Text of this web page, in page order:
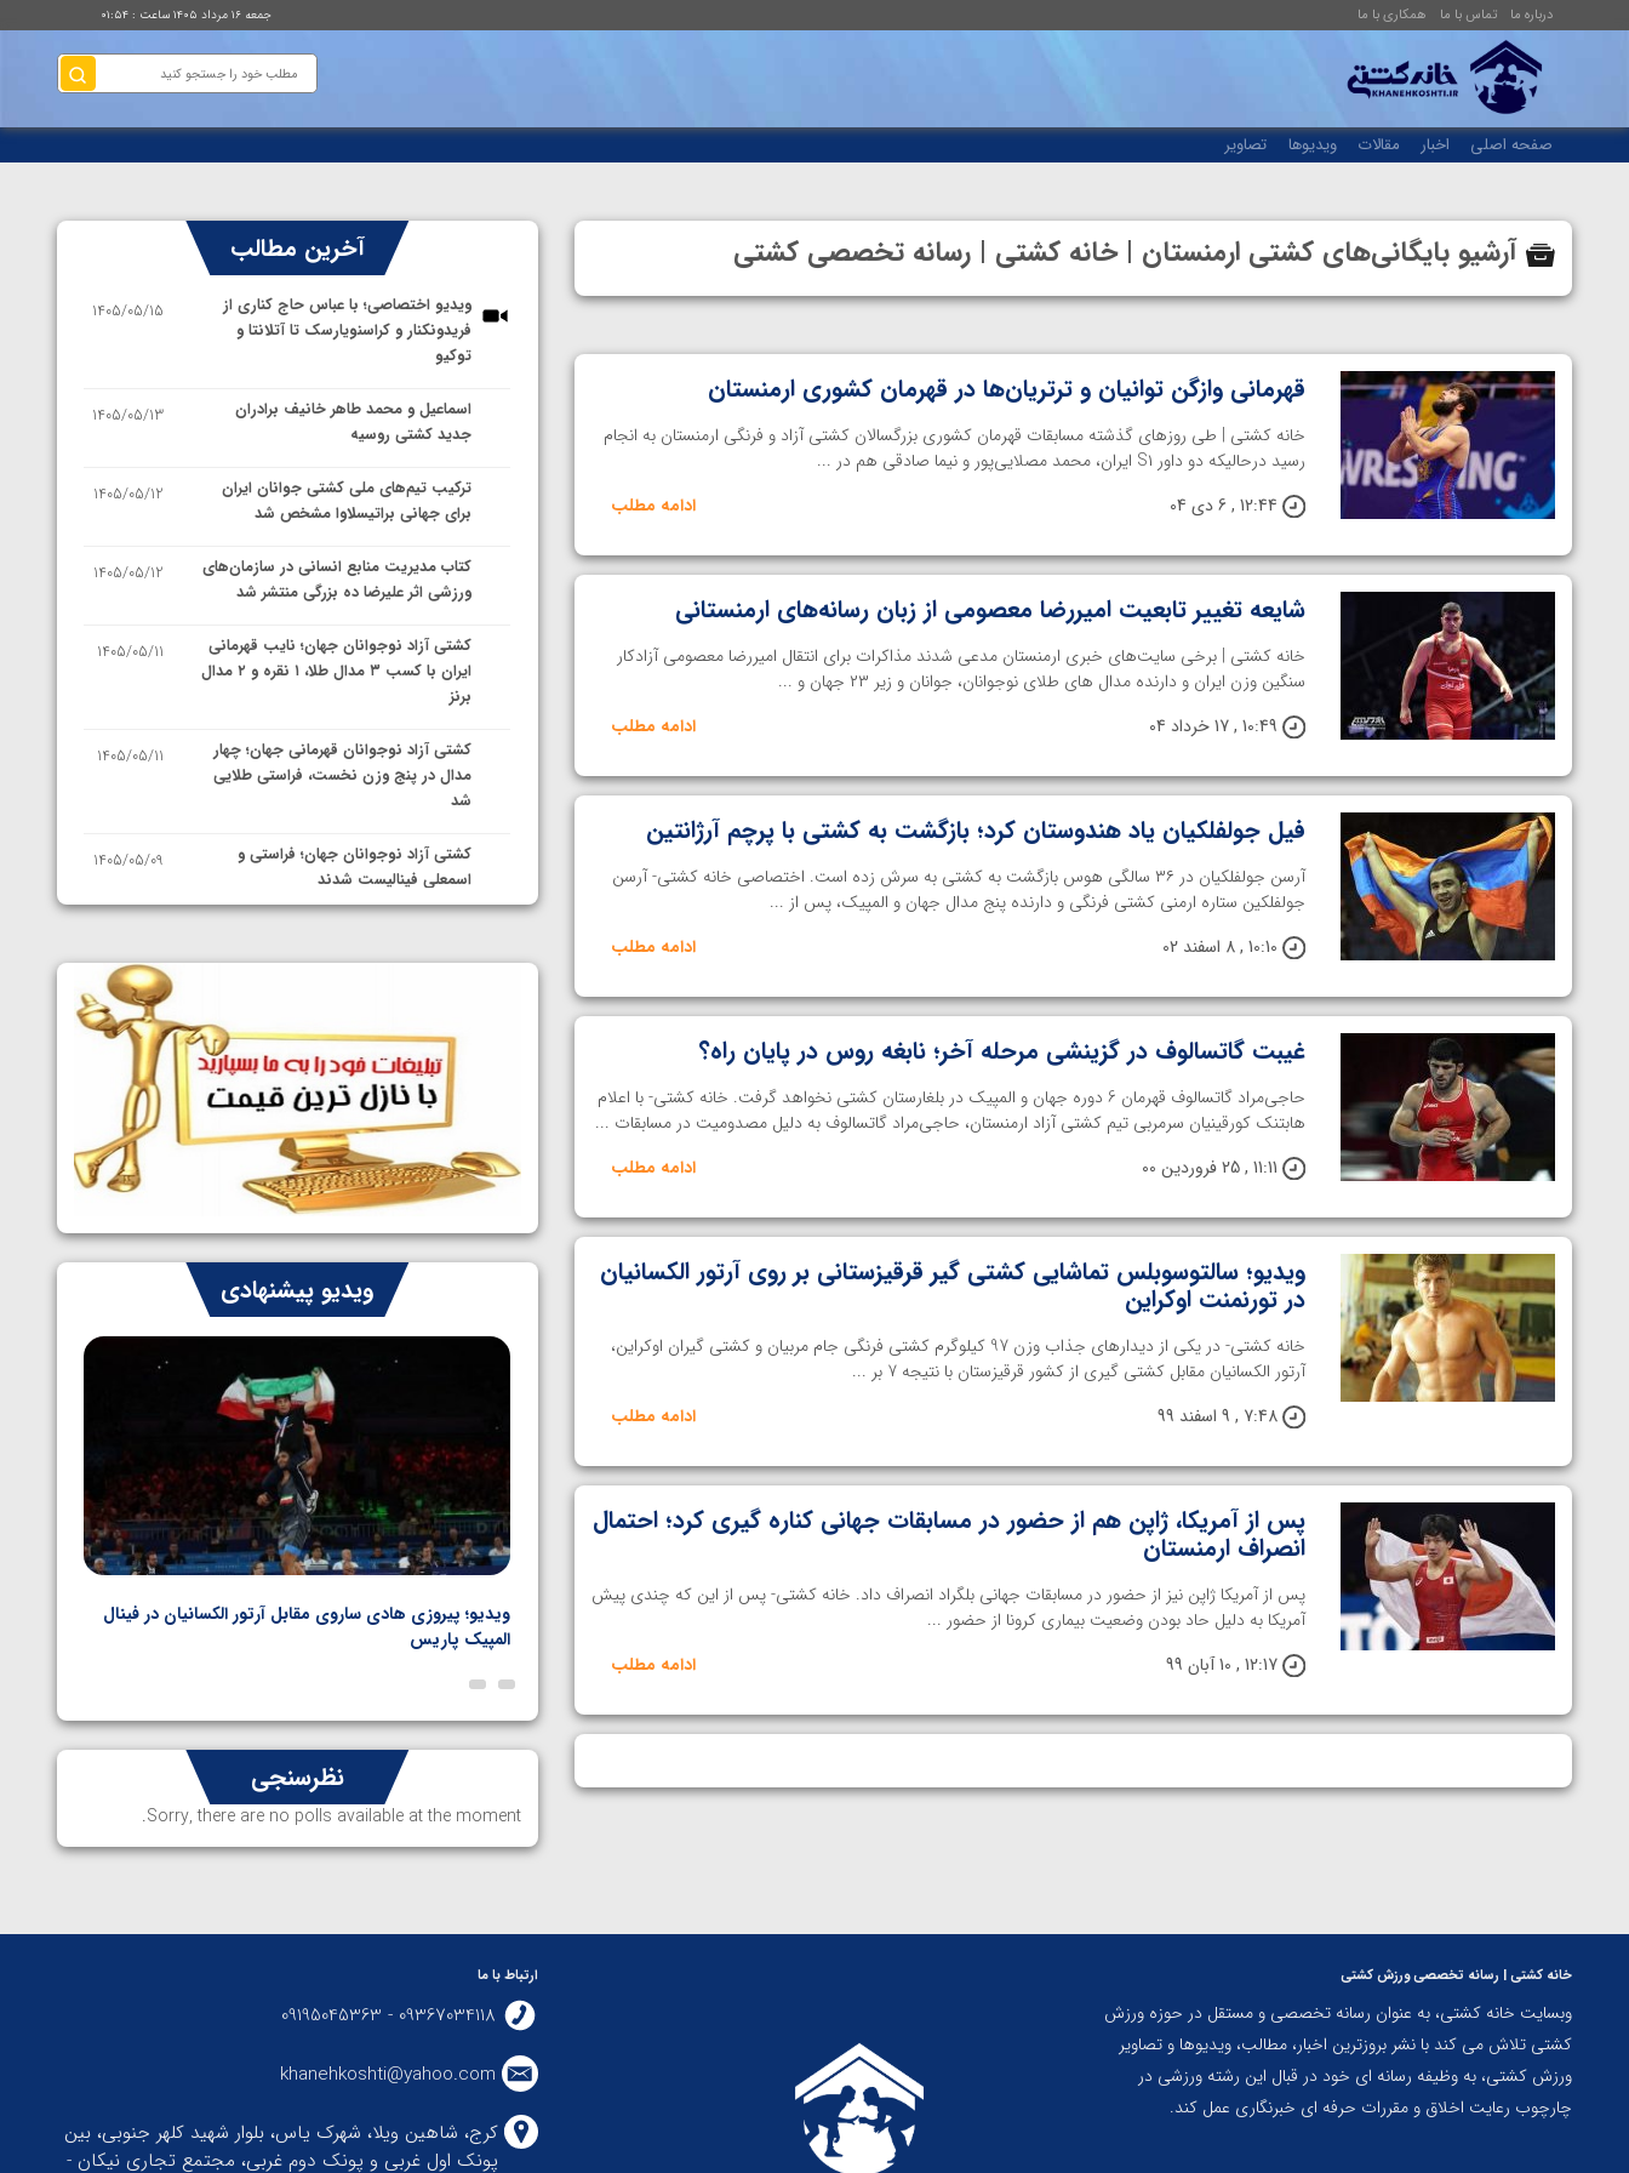
درباره ما تماس با ما همکاری با ما جمعه ۱۶ مرداد ۱۴۰۵ ساعت : ۰۱:۵۴
صفحه اصلی اخبار مقالات ویدیوها تصاویر
آرشیو بایگانی‌های کشتی ارمنستان | خانه کشتی | رسانه تخصصی کشتی
قهرمانی وازگن توانیان و ترتریان‌ها در قهرمان کشوری ارمنستان
خانه کشتی | طی روز‌های گذشته مسابقات قهرمان کشوری بزرگسالان کشتی آزاد و فرنگی ارمنستان به انجام
رسید درحالیکه دو داور S۱ ایران، محمد مصلایی‌پور و نیما صادقی هم در ...
12:44 , 6 دی 04
ادامه مطلب
شایعه تغییر تابعیت امیررضا معصومی از زبان رسانه‌های ارمنستانی
خانه کشتی | برخی سایت‌های خبری ارمنستان مدعی شدند مذاکرات برای انتقال امیررضا معصومی آزادکار
سنگین وزن ایران و دارنده مدال های طلای نوجوانان، جوانان و زیر ۲۳ جهان و ...
10:49 , 17 خرداد 04
ادامه مطلب
فیل جولفلکیان یاد هندوستان کرد؛ بازگشت به کشتی با پرچم آرژانتین
آرسن جولفلکیان در ۳۶ سالگی هوس بازگشت به کشتی به سرش زده است. اختصاصی خانه کشتی- آرسن
جولفلکین ستاره ارمنی کشتی فرنگی و دارنده پنج مدال جهان و المپیک، پس از ...
10:10 , 8 اسفند 02
ادامه مطلب
غیبت گاتسالوف در گزینشی مرحله آخر؛ نابغه روس در پایان راه؟
حاجی‌مراد گاتسالوف قهرمان 6 دوره جهان و المپیک در بلغارستان کشتی نخواهد گرفت. خانه کشتی- با اعلام
هابتنک کورقینیان سرمربی تیم کشتی آزاد ارمنستان، حاجی‌مراد گاتسالوف به دلیل مصدومیت در مسابقات ...
11:11 , 25 فروردین 00
ادامه مطلب
ویدیو؛ سالتوسوبلس تماشایی کشتی گیر قرقیزستانی بر روی آرتور الکسانیان
در تورنمنت اوکراین
خانه کشتی- در یکی از دیدارهای جذاب وزن 97 کیلوگرم کشتی فرنگی جام مربیان و کشتی گیران اوکراین،
آرتور الکسانیان مقابل کشتی گیری از کشور قرقیزستان با نتیجه 7 بر ...
7:48 , 9 اسفند 99
ادامه مطلب
پس از آمریکا، ژاپن هم از حضور در مسابقات جهانی کناره گیری کرد؛ احتمال
انصراف ارمنستان
پس از آمریکا ژاپن نیز از حضور در مسابقات جهانی بلگراد انصراف داد. خانه کشتی- پس از این که چندی پیش
آمریکا به دلیل حاد بودن وضعیت بیماری کرونا از حضور ...
12:17 , 10 آبان 99
ادامه مطلب
آخرین مطالب
ویدیو اختصاصی؛ با عباس حاج کناری از
فریدونکنار و کراسنویارسک تا آتلانتا و
توکیو
1405/05/15
اسماعیل و محمد طاهر خانیف برادران
جدید کشتی روسیه
1405/05/13
ترکیب تیم‌های ملی کشتی جوانان ایران
برای جهانی براتیسلاوا مشخص شد
1405/05/12
کتاب مدیریت منابع انسانی در سازمان‌های
ورزشی اثر علیرضا ده بزرگی منتشر شد
1405/05/12
کشتی آزاد نوجوانان جهان؛ نایب قهرمانی
ایران با کسب ۳ مدال طلا، ۱ نقره و ۲ مدال
برنز
1405/05/11
کشتی آزاد نوجوانان قهرمانی جهان؛ چهار
مدال در پنج وزن نخست، فراستی طلایی
شد
1405/05/11
کشتی آزاد نوجوانان جهان؛ فراستی و
اسمعلی فینالیست شدند
1405/05/09
نمایندگان ایران مشخص شدند
سوم برای ایران
1405/05/07
ایران چشم به راه چهار مدال در پنج وزن
دوم کشتی فرنگی نوجوانان جهان
1405/05/06
ویدیو پیشنهادی
امین میرزازاده
ویدیو؛ باخت امین کاویانی نژاد مقابل مالخاز آمویان از
ارمنستان
ویدیو؛ صعود حسن یزدانی به فینال المپیک با برتری مقابل
ویدیو؛ پیروزی هادی ساروی مقابل آرتور الکسانیان در فینال
المپیک پاریس
نظرسنجی
Sorry, there are no polls available at the moment.
خانه کشتی | رسانه تخصصی ورزش کشتی
وبسایت خانه کشتی، به عنوان رسانه تخصصی و مستقل در حوزه ورزش
کشتی تلاش می کند با نشر بروزترین اخبار، مطالب، ویدیوها و تصاویر
ورزش کشتی، به وظیفه رسانه ای خود در قبال این رشته ورزشی در
چارچوب رعایت اخلاق و مقررات حرفه ای خبرنگاری عمل کند.
ارتباط با ما
09367034118 - 09195045363
khanehkoshti@yahoo.com
کرج، شاهین ویلا، شهرک یاس، بلوار شهید کلهر جنوبی، بین
پونک اول غربی و پونک دوم غربی، مجتمع تجاری نیکان -